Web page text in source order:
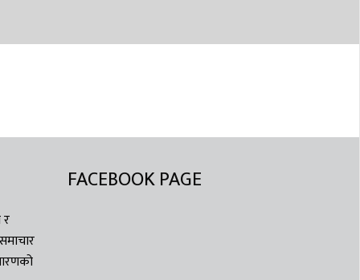
र
FACEBOOK PAGE